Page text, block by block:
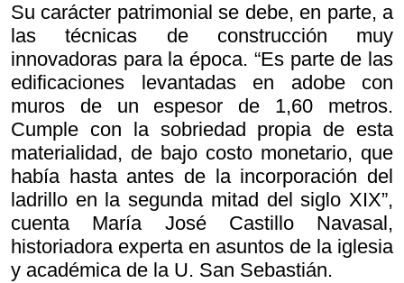
Su carácter patrimonial se debe, en parte, a
las técnicas de construcción muy
innovadoras para la época. “Es parte de las
edificaciones levantadas en adobe con
muros de un espesor de 1,60 metros.
Cumple con la sobriedad propia de esta
materialidad, de bajo costo monetario, que
había hasta antes de la incorporación del
ladrillo en la segunda mitad del siglo XIX”,
cuenta María José Castillo Navasal,
historiadora experta en asuntos de la iglesia
y académica de la U. San Sebastián.